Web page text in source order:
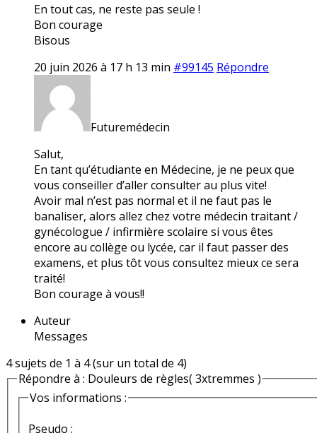
En tout cas, ne reste pas seule !
Bon courage
Bisous
20 juin 2026 à 17 h 13 min #99145 Répondre
Futuremédecin
Salut,
En tant qu’étudiante en Médecine, je ne peux que
vous conseiller d’aller consulter au plus vite!
Avoir mal n’est pas normal et il ne faut pas le
banaliser, alors allez chez votre médecin traitant /
gynécologue / infirmière scolaire si vous êtes
encore au collège ou lycée, car il faut passer des
examens, et plus tôt vous consultez mieux ce sera
traité!
Bon courage à vous!!
Auteur
Messages
4 sujets de 1 à 4 (sur un total de 4)
Répondre à : Douleurs de règles( 3xtremmes )
Vos informations :
Pseudo :